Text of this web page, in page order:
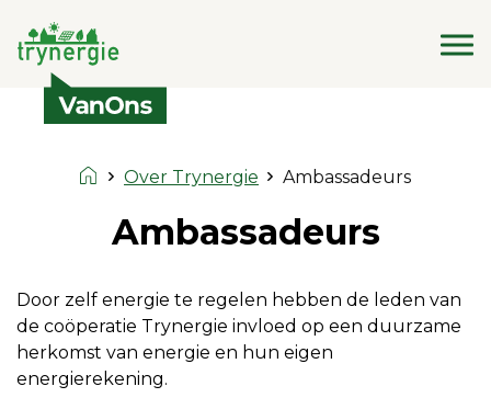
Over Trynergie Ambassadeurs
Ambassadeurs
Door zelf energie te regelen hebben de leden van
de coöperatie Trynergie invloed op een duurzame
herkomst van energie en hun eigen
energierekening.